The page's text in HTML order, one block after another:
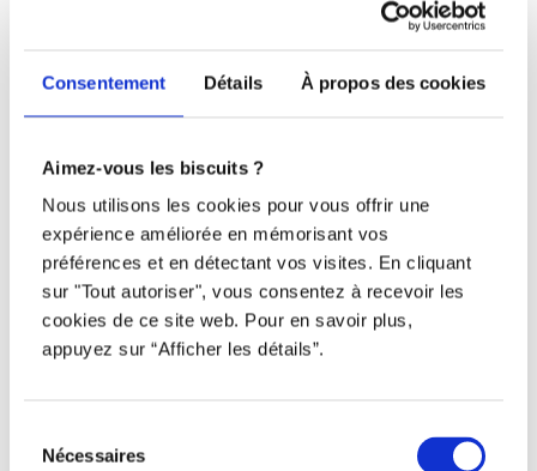
Consentement Détails À propos des cookies
Aimez-vous les biscuits ?
Nous utilisons les cookies pour vous offrir une
expérience améliorée en mémorisant vos
préférences et en détectant vos visites. En cliquant
sur "Tout autoriser", vous consentez à recevoir les
cookies de ce site web. Pour en savoir plus,
appuyez sur “Afficher les détails”.
Nécessaires
Nous contacter
Restez à l’affût !
Tous droits réservés © Djob